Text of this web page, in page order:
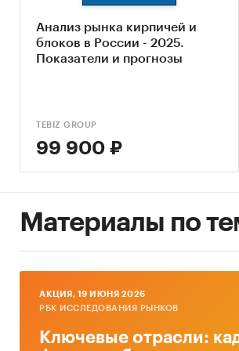
производителей, экспортеров
уровень конкуренции и
В обзоре весь керамический
Рейтинги предприятий
от продаж:
материалов, Карьероуправление,
Керамик, МЖФ г. Абакана,
Анализ рынка кирпичей и
блоков в России - 2025.
Показатели и прогнозы
TEBIZ GROUP
99 900 ₽
Материалы по
AКЦИЯ, 19 ИЮНЯ 2026
РБК ИССЛЕДОВАНИЯ РЫНКОВ
Ключевые отрасли: